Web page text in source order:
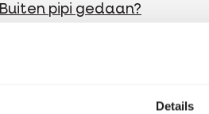
Details
Buiten pipi gedaan?
Laat je pup voelen dat je